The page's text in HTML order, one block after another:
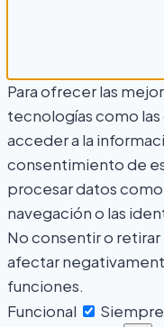
Para ofrecer las
tecnologías como
acceder a la
consentimiento de
procesar datos
navegación o las
No consentir o
afectar
funciones.
Funcional